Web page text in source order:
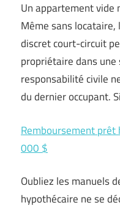
Un appartement
Même sans
discret court-circuit
propriétaire dans
responsabilité civile
du dernier occupant.
Remboursement prêt
000 $
Oubliez les manuels
hypothécaire ne se